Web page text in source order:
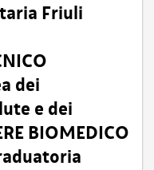
Friuli
dei
e dei
BIOMEDICO